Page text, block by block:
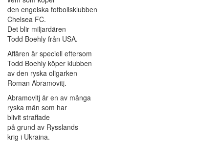
den engelska fotbollsklubben
Chelsea FC.
Det blir miljardären
Todd Boehly från USA.
Affären är speciell eftersom
Todd Boehly köper klubben
av den ryska oligarken
Roman Abramovitj.
Abramovitj är en av många
ryska män som har
blivit straffade
på grund av Rysslands
krig i Ukraina.